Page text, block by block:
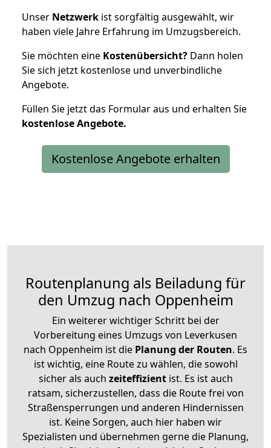
Unser Netzwerk ist sorgfältig ausgewählt, wir
haben viele Jahre Erfahrung im Umzugsbereich.
Sie möchten eine Kostenübersicht? Dann holen
Sie sich jetzt kostenlose und unverbindliche
Angebote.
Füllen Sie jetzt das Formular aus und erhalten Sie
kostenloseAngebote.
Kostenlose Angebote erhalten
Routenplanung als Beiladung für
den Umzug nach Oppenheim
Ein weiterer wichtiger Schritt bei der
Vorbereitung eines Umzugs von Leverkusen
nach Oppenheim ist die Planung der Routen. Es
ist wichtig, eine Route zu wählen, die sowohl
sicher als auch zeiteffizientist. Es ist auch
ratsam, sicherzustellen, dass die Route frei von
Straßensperrungen und anderen Hindernissen
ist. Keine Sorgen, auch hier haben wir
Spezialisten und übernehmen gerne die Planung,